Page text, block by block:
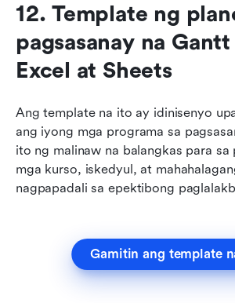
12. Template ng
pagsasanay na Gantt
Excel at Sheets
Ang template na ito ay idinisenyo
ang iyong mga programa sa
ito ng malinaw na balangkas para sa
mga kurso, iskedyul, at
Gamitin ang template